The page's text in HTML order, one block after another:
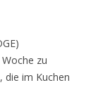
zu
die im Kuchen